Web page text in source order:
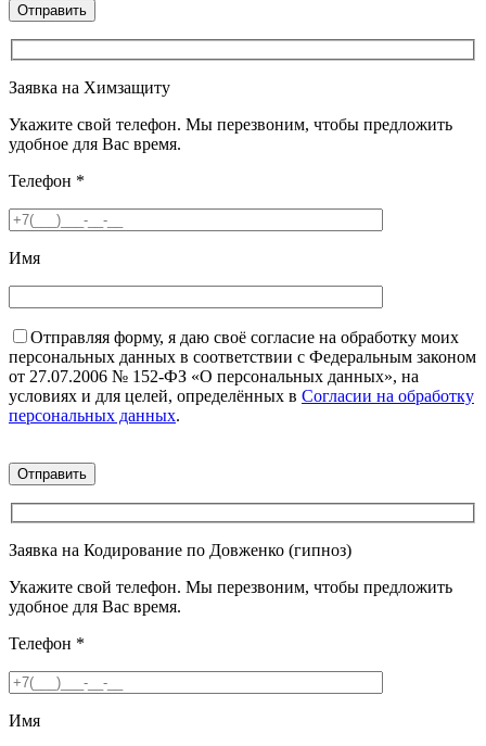
Заявка на Химзащиту
Укажите свой телефон. Мы перезвоним, чтобы предложить
удобное для Вас время.
Телефон *
Имя
Отправляя форму, я даю своё согласие на обработку моих
персональных данных в соответствии с Федеральным законом
от 27.07.2006 № 152-ФЗ «О персональных данных», на
условиях и для целей, определённых в Согласии на обработку
персональных данных.
Заявка на Кодирование по Довженко (гипноз)
Укажите свой телефон. Мы перезвоним, чтобы предложить
удобное для Вас время.
Телефон *
Имя